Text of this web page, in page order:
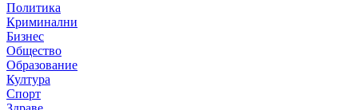
Политика
Криминални
Бизнес
Общество
Образование
Култура
Спорт